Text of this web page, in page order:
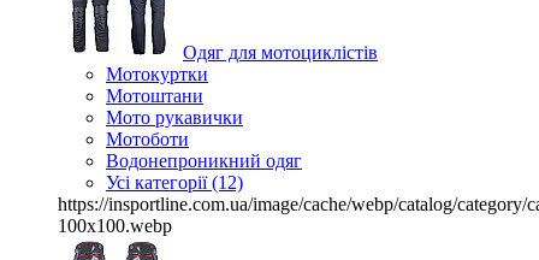
Одяг для мотоциклістів
Мотокуртки
Мотоштани
Мото рукавички
Мотоботи
Водонепроникний одяг
Усі категорії (12)
https://insportline.com.ua/image/cache/webp/catalog/category/
100x100.webp